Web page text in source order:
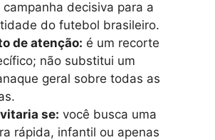
campanha decisiva para a
do futebol brasileiro.
de atenção: é um recorte
não substitui um
geral sobre todas as
se: você busca uma
rápida, infantil ou apenas